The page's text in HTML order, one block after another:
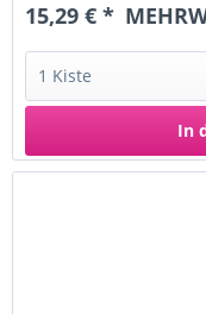
15,29 € *
In